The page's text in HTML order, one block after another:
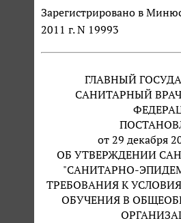
Зарегистрировано в
2011 г. N 19993
ГЛАВНЫЙ
САНИТАРНЫЙ
от 29 декабря
ОБ УТВЕРЖДЕНИИ
"САНИТАРНО-
ТРЕБОВАНИЯ К
ОБУЧЕНИЯ В